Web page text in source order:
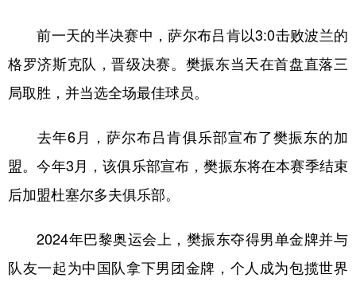
前一天的半决赛中，萨尔布吕肯以3:0击败波兰的
格罗济斯克队，晋级决赛。樊振东当天在首盘直落三
局取胜，并当选全场最佳球员。
去年6月，萨尔布吕肯俱乐部宣布了樊振东的加
盟。今年3月，该俱乐部宣布，樊振东将在本赛季结束
后加盟杜塞尔多夫俱乐部。
2024年巴黎奥运会上，樊振东夺得男单金牌并与
队友一起为中国队拿下男团金牌，个人成为包揽世界